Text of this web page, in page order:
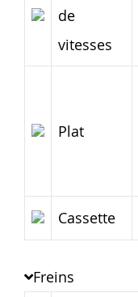
de
vitesses
Plat
Cassette
Freins